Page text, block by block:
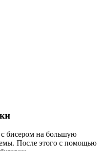
с бисером на большую
После этого с помощью